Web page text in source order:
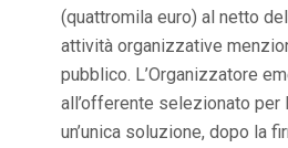
(quattromila euro) al netto
attività organizzative
pubblico. L’Organizzatore
all’offerente selezionato per
un’unica soluzione, dopo la
*